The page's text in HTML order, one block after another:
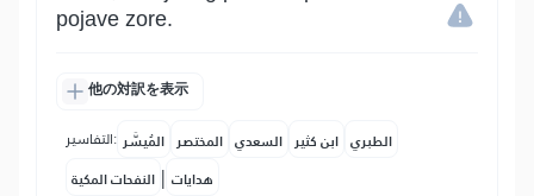
pojave zore.
他の対訳を表示
التفاسير: المُيسَّر المختصر السعدي ابن كثير الطبري
النفحات المكية | هدايات